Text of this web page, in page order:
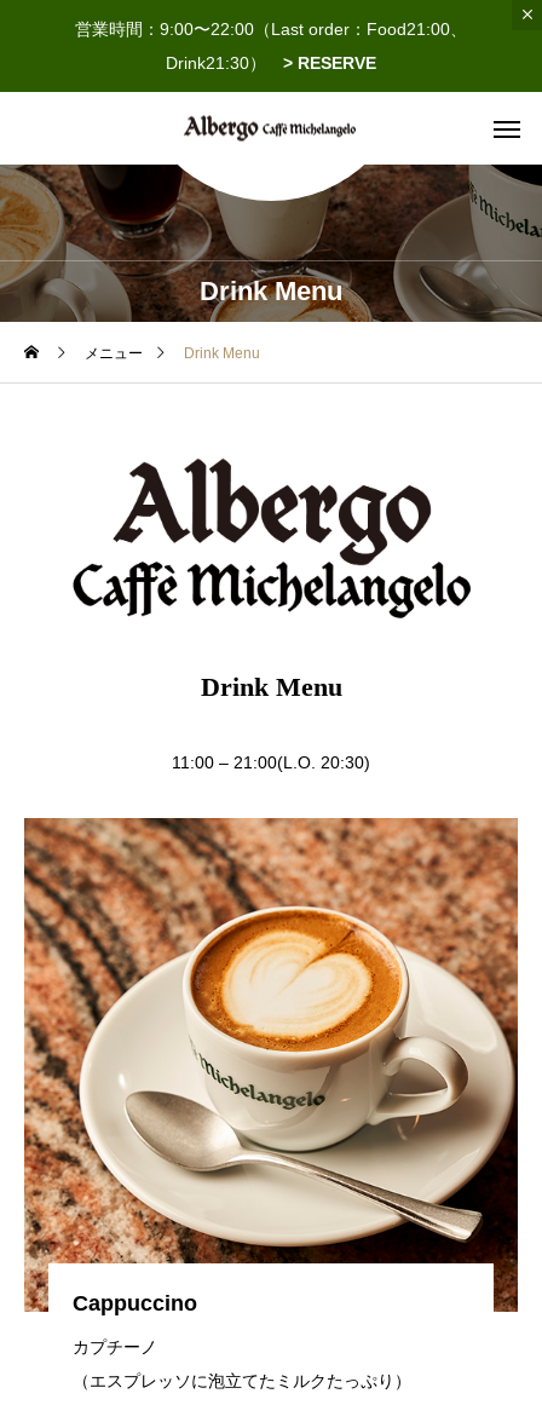
営業時間：9:00〜22:00（Last order：Food21:00、
Drink21:30） > RESERVE
Drink Menu
メニュー Drink Menu
Drink Menu
11:00 – 21:00(L.O. 20:30)
Cappuccino
カプチーノ
（エスプレッソに泡立てたミルクたっぷり）